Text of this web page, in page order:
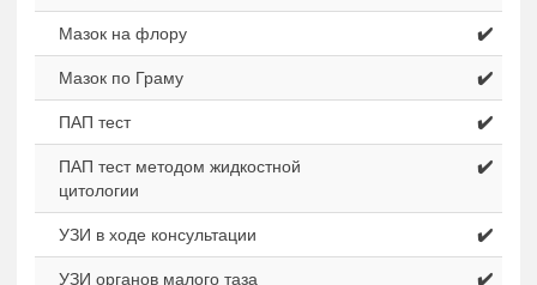
Мазок на флору ✔️
Мазок по Граму ✔️
ПАП тест ✔️
ПАП тест методом жидкостной
цитологии
✔️
УЗИ в ходе консультации ✔️
УЗИ органов малого таза ✔️